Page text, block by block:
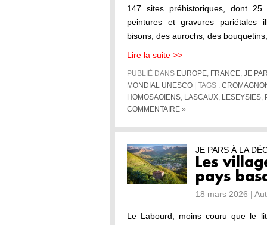
147 sites préhistoriques, dont
peintures et gravures pariétales
bisons, des aurochs, des
Lire la suite >>
PUBLIÉ DANS EUROPE FRANCE JE
MONDIAL UNESCO | TAGS :
HOMOSAOIENS
LASCAUX LESEYSIES
COMMENTAIRE »
JE PARS À LA
Les
pays
18 mars 2026 |
Le Labourd, moins couru que le